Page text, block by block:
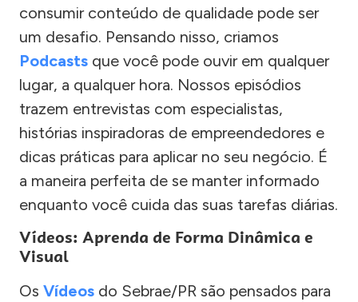
consumir conteúdo de qualidade pode ser
um desafio. Pensando nisso, criamos
Podcasts que você pode ouvir em qualquer
lugar, a qualquer hora. Nossos episódios
trazem entrevistas com especialistas,
histórias inspiradoras de empreendedores e
dicas práticas para aplicar no seu negócio. É
a maneira perfeita de se manter informado
enquanto você cuida das suas tarefas diárias.
Vídeos: Aprenda de Forma Dinâmica e
Visual
Os Vídeos do Sebrae/PR são pensados para